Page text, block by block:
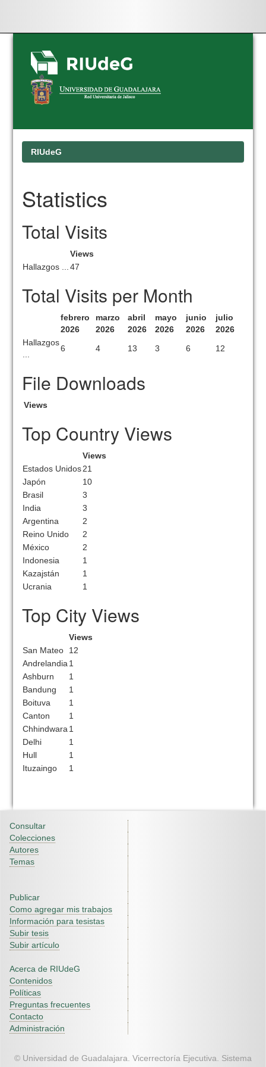
Skip
navigation
RIUdeG
Statistics
Total Visits
Views
Hallazgos ...
47
Total Visits per Month
febrero
2026
marzo
2026
abril
2026
mayo
2026
junio
2026
julio
2026
Hallazgos
6 4 13 3 6 12
File Downloads
Views
Top Country Views
Views
Estados Unidos21
Japón
10
Brasil
3
India
3
Argentina
2
Reino Unido
2
México
2
Indonesia
1
Kazajstán
1
Ucrania
1
Top City Views
Views
San Mateo
12
Andrelandia 1
Ashburn
1
Bandung
1
Boituva
1
Canton
1
Chhindwara 1
Delhi
1
Hull
1
Ituzaingo
1
Consultar
Colecciones
Autores
Temas
Publicar
Como agregar mis trabajos
Información para tesistas
Subir tesis
Subir artículo
Acerca de RIUdeG
Contenidos
Políticas
Preguntas frecuentes
Contacto
Administración
© Universidad de Guadalajara. Vicerrectoría Ejecutiva. Sistema